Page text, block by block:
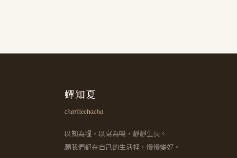
蟬知夏
charliechacha
以知為糧，以寫為鳴，靜靜生長。
願我們都在自己的生活裡，慢慢變好。